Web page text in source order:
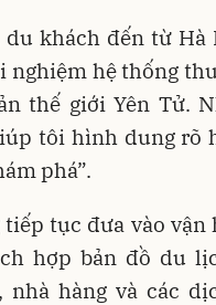
du khách đến từ
nghiệm hệ thống
thế giới Yên Tử.
tôi hình dung rõ
phá”.
tục đưa vào
hợp bản đồ du
nhà hàng và các